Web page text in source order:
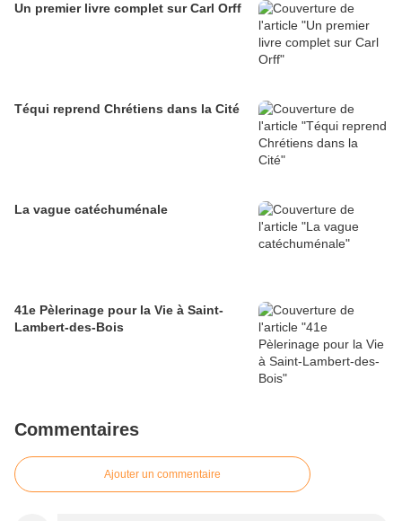
Un premier livre complet sur Carl Orff
Téqui reprend Chrétiens dans la Cité
La vague catéchuménale
41e Pèlerinage pour la Vie à Saint-
Lambert-des-Bois
Commentaires
Ajouter un commentaire